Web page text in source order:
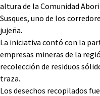
altura de la Comunidad
Susques, uno de los
jujeña.
La iniciativa contó con la
empresas mineras de la
recolección de residuos
traza.
Los desechos recopilados